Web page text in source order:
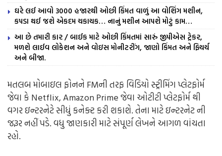
ઘરે લઈ આવો 3000 હજારથી ઓછી કિંમત વાળું આ વોશિંગ મશીન,
કપડા થઈ જશે એકદમ ચકાચક… નાનું મશીન આપશે મોટું કામ…
આ છે તમારી કાર / બાઈક માટે ઓછી કિંમતમાં સારું જીપીએસ ટ્રેકર,
મળશે લાઈવ લોકેશન અને વોઇસ મોનીટરીંગ, જાણો કિંમત અને ફિચર્ચ
અને બીજા.
મતલબ મોબાઇલ ફોનને FMની તરફ વિડિયો સ્ટ્રીમિંગ પ્લેટફોર્મ
જેવા કે Netflix, Amazon Prime જેવા ઓટીટી પ્લેટફોર્મ થી
વગર ઇન્ટરનેટે સીધું કનેક્ટ કરી શકાશે. તેના માટે ઇન્ટરનેટ ની
જરૂર નહીં પડે. વધુ જાણકારી માટે સંપૂર્ણ લેખને આગળ વાંચતા
રહો.